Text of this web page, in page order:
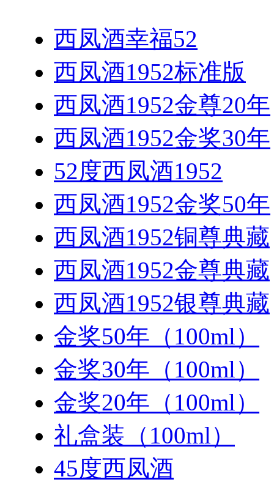
西凤酒幸福52
西凤酒1952标准版
西凤酒1952金尊20年
西凤酒1952金奖30年
52度西凤酒1952
西凤酒1952金奖50年
西凤酒1952铜尊典藏
西凤酒1952金尊典藏
西凤酒1952银尊典藏
金奖50年（100ml）
金奖30年（100ml）
金奖20年（100ml）
礼盒装（100ml）
45度西凤酒